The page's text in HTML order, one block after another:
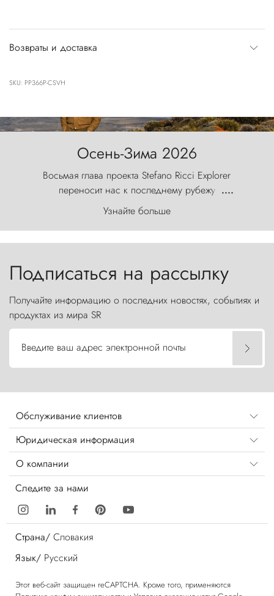
Возвраты и доставка
SKU: PP366P-CSVH
Осень-Зима 2026
Восьмая глава проекта Stefano Ricci Explorer
переносит нас к последнему рубежу
первозданного мира, где ветер с
первобытной яростью ваяет ландшафт, а пики
Торрес-дель-Пайне, словно каменные стражи,
....
Узнайте больше
Подписаться на рассылку
Получайте информацию о последних новостях, событиях и
продуктах из мира SR
Введите ваш адрес электронной почты
Обслуживание клиентов
Юридическая информация
О компании
Следите за нами
Страна/ Словакия
Язык/ Русский
Этот веб-сайт защищен reCAPTCHA. Кроме того, применяются